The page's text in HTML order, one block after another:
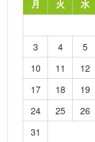
月
火 水
3
4 5
10
11 12
17
18 19
24
25 26
31